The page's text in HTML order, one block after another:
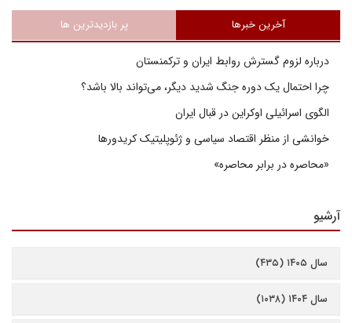
آخرین خبرها پر بازدیدترین ها
درباره لزوم گسترش روابط ایران و ترکمنستان
چرا احتمال یک دوره جنگ شدید دیگر، می‌تواند بالا باشد؟
الگوی اسرائیلی اوکراین در قبال ایران
خوانشی از منظر اقتصاد سیاسی و ژئوپلیتیک کریدورها
«محاصره در برابر محاصره»
آرشیو
سال ۱۴۰۵ (۴۳۵)
سال ۱۴۰۴ (۱۰۳۸)